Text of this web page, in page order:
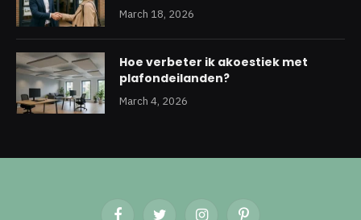
March 18, 2026
Hoe verbeter ik akoestiek met
plafondeilanden?
March 4, 2026